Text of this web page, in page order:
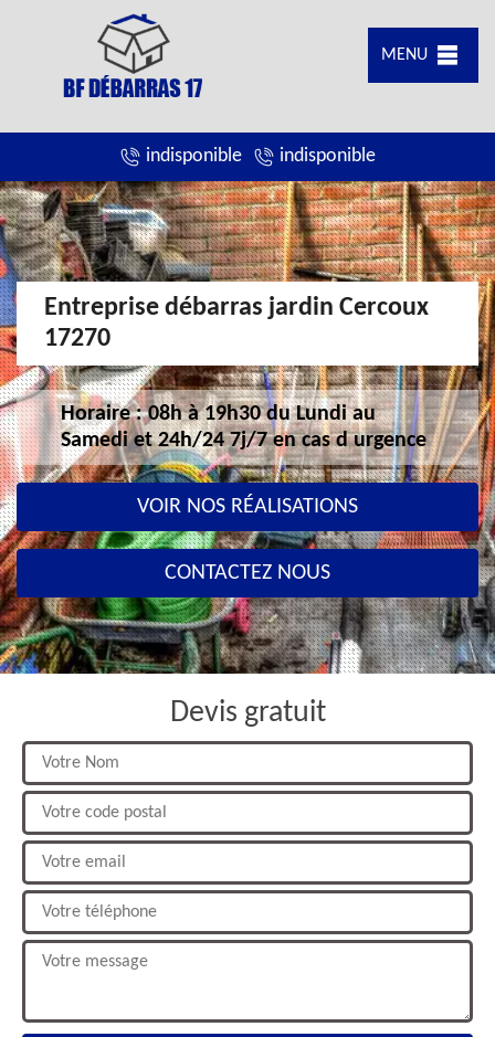
MENU
indisponible indisponible
Entreprise débarras jardin Cercoux
17270
Horaire : 08h à 19h30 du Lundi au
Samedi et 24h/24 7j/7 en cas d urgence
VOIR NOS RÉALISATIONS
CONTACTEZ NOUS
Devis gratuit